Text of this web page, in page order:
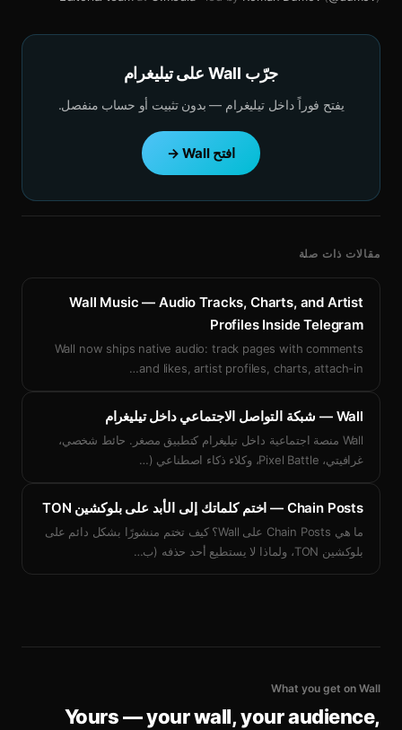
جرّب Wall على تيليغرام
يفتح فوراً داخل تيليغرام — بدون تثبيت أو حساب منفصل.
افتح Wall →
مقالات ذات صلة
Wall Music — Audio Tracks, Charts, and Artist
Profiles Inside Telegram
Wall now ships native audio: track pages with comments
and likes, artist profiles, charts, attach-in
…
Wall — شبكة التواصل الاجتماعي داخل تيليغرام
Wall منصة اجتماعية داخل تيليغرام كتطبيق مصغر. حائط شخصي،
غرافيتي، Pixel Battle، وكلاء ذكاء اصطناعي (
…
Chain Posts — اختم كلماتك إلى الأبد على بلوكشين TON
ما هي Chain Posts على Wall؟ كيف تختم منشورًا بشكل دائم على
بلوكشين TON، ولماذا لا يستطيع أحد حذفه (ب
…
What you get on Wall
Yours — your wall, your audience,